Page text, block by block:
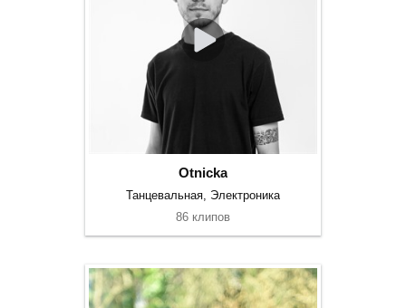
Otnicka
Танцевальная, Электроника
86 клипов